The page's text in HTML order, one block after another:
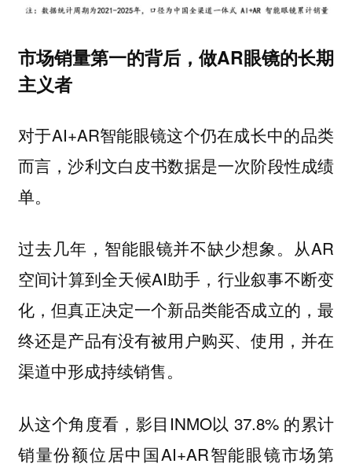
市场销量第一的背后，做AR眼镜的长期
主义者
对于AI+AR智能眼镜这个仍在成长中的品类
而言，沙利文白皮书数据是一次阶段性成绩
单。
过去几年，智能眼镜并不缺少想象。从AR
空间计算到全天候AI助手，行业叙事不断变
化，但真正决定一个新品类能否成立的，最
终还是产品有没有被用户购买、使用，并在
渠道中形成持续销售。
从这个角度看，影目INMO以 37.8% 的累计
销量份额位居中国AI+AR智能眼镜市场第